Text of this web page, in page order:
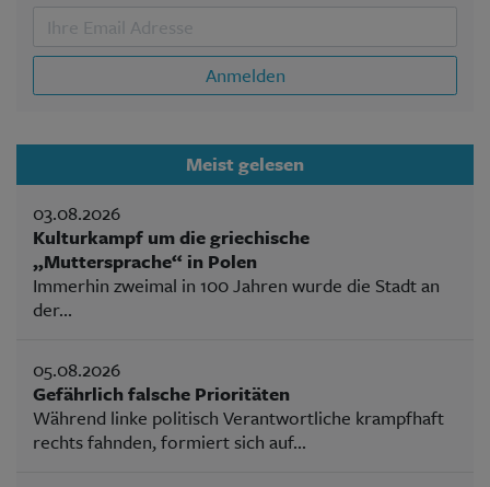
Anmelden
Meist gelesen
03.08.2026
Kulturkampf um die griechische
„Muttersprache“ in Polen
Immerhin zweimal in 100 Jahren wurde die Stadt an
der...
05.08.2026
Gefährlich falsche Prioritäten
Während linke politisch Verantwortliche krampfhaft
rechts fahnden, formiert sich auf...